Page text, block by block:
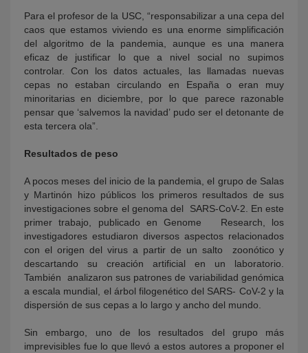
Para el profesor de la USC, “responsabilizar a una cepa del
caos que estamos viviendo es una enorme simplificación
del algoritmo de la pandemia, aunque es una manera
eficaz de justificar lo que a nivel social no supimos
controlar. Con los datos actuales, las llamadas nuevas
cepas no estaban circulando en España o eran muy
minoritarias en diciembre, por lo que parece razonable
pensar que ‘salvemos la navidad’ pudo ser el detonante de
esta tercera ola”.
Resultados de peso
A pocos meses del inicio de la pandemia, el grupo de Salas
y Martinón hizo públicos los primeros resultados de sus
investigaciones sobre el genoma del SARS-CoV-2. En este
primer trabajo, publicado en Genome Research, los
investigadores estudiaron diversos aspectos relacionados
con el origen del virus a partir de un salto zoonótico y
descartando su creación artificial en un laboratorio.
También analizaron sus patrones de variabilidad genómica
a escala mundial, el árbol filogenético del SARS- CoV-2 y la
dispersión de sus cepas a lo largo y ancho del mundo.
Sin embargo, uno de los resultados del grupo más
imprevisibles fue lo que llevó a estos autores a proponer el